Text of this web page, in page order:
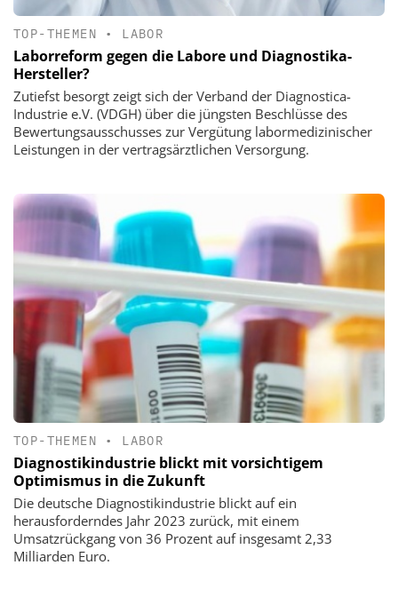
TOP-THEMEN • LABOR
Laborreform gegen die Labore und Diagnostika-
Hersteller?
Zutiefst besorgt zeigt sich der Verband der Diagnostica-
Industrie e.V. (VDGH) über die jüngsten Beschlüsse des
Bewertungsausschusses zur Vergütung labormedizinischer
Leistungen in der vertragsärztlichen Versorgung.
TOP-THEMEN • LABOR
Diagnostikindustrie blickt mit vorsichtigem
Optimismus in die Zukunft
Die deutsche Diagnostikindustrie blickt auf ein
herausforderndes Jahr 2023 zurück, mit einem
Umsatzrückgang von 36 Prozent auf insgesamt 2,33
Milliarden Euro.